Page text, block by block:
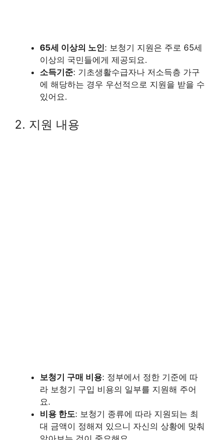
65세 이상의 노인: 보청기 지원은 주로 65세
이상의 국민들에게 제공되요.
소득기준: 기초생활수급자나 저소득층 가구
에 해당하는 경우 우선적으로 지원을 받을 수
있어요.
2. 지원 내용
보청기 구매 비용: 정부에서 정한 기준에 따
라 보청기 구입 비용의 일부를 지원해 주어
요.
비용 한도: 보청기 종류에 따라 지원되는 최
대 금액이 정해져 있으니 자신의 상황에 맞춰